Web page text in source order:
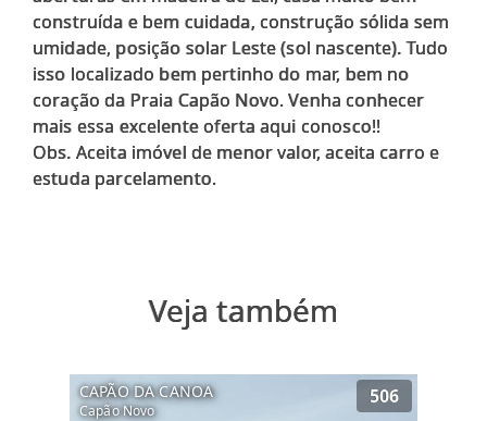
construída e bem cuidada, construção sólida sem
umidade, posição solar Leste (sol nascente). Tudo
isso localizado bem pertinho do mar, bem no
coração da Praia Capão Novo. Venha conhecer
mais essa excelente oferta aqui conosco!!
Obs. Aceita imóvel de menor valor, aceita carro e
Veja também
CAPÃO DA CANOA
Capão Novo
506